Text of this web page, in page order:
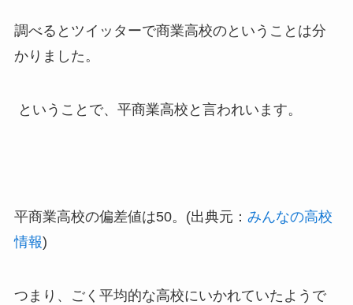
調べるとツイッターで商業高校のということは分
かりました。
ということで、 平商業高校 と言われいます。
平商業高校の偏差値は50。 (出典元： みんなの高校
情報)
つまり、ごく平均的な高校にいかれていたようで